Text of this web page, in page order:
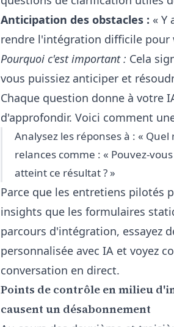
Anticipation des obstacles : « Y
rendre l'intégration difficile pour
Pourquoi c'est important : Cela
vous puissiez anticiper et
Chaque question donne à votre
d'approfondir. Voici comment
Analysez les réponses à : «
relances comme : « Pouvez-
atteint ce résultat ? »
Parce que les entretiens pilotés
insights que les formulaires
parcours d'intégration, essayez
personnalisée avec IA et voyez
conversation en direct.
Points de contrôle en milieu
causent un désabonnement